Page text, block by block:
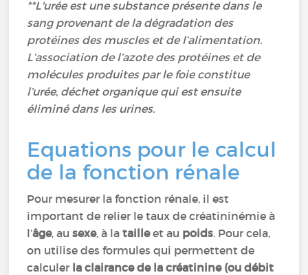
**L'urée est une substance présente dans le
sang provenant de la dégradation des
protéines des muscles et de l’alimentation.
L’association de l’azote des protéines et de
molécules produites par le foie constitue
l’urée, déchet organique qui est ensuite
éliminé dans les urines.
Equations pour le calcul
de la fonction rénale
Pour mesurer la fonction rénale, il est
important de relier le taux de créatininémie à
l’âge, ausexe, à latailleet au poids. Pour cela,
on utilise des formules qui permettent de
calculer la clairance de la créatinine (ou débit